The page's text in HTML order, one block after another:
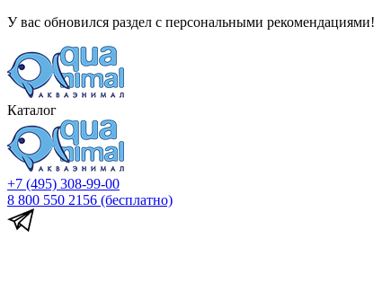
У вас обновился раздел с персональными рекомендациями!
Каталог
+7 (495) 308-99-00
8 800 550 2156 (бесплатно)